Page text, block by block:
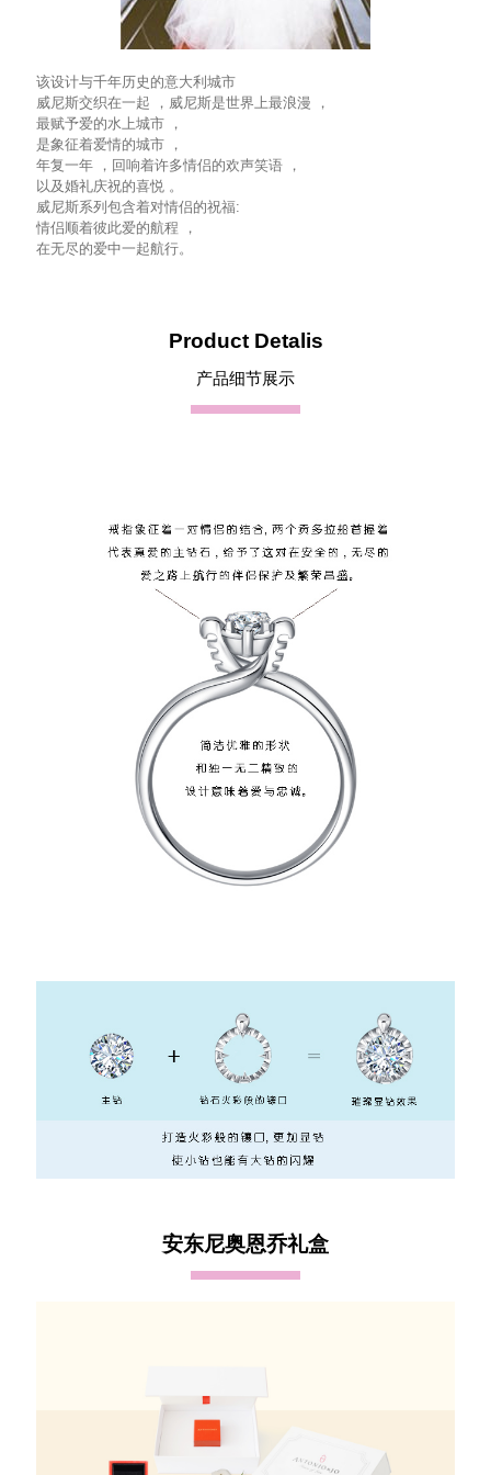
该设计与千年历史的意大利城市
威尼斯交织在一起 ，威尼斯是世界上最浪漫 ，
最赋予爱的水上城市 ，
是象征着爱情的城市 ，
年复一年 ，回响着许多情侣的欢声笑语 ，
以及婚礼庆祝的喜悦 。
威尼斯系列包含着对情侣的祝福:
情侣顺着彼此爱的航程 ，
在无尽的爱中一起航行。
Product Detalis
产品细节展示
安东尼奥恩乔礼盒